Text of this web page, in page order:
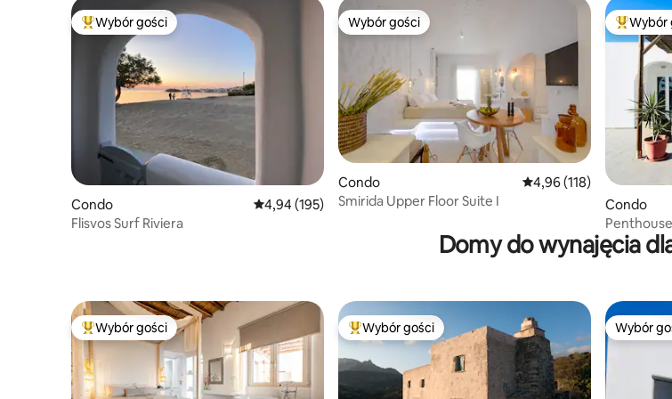
Najpopularniejsze z kategorii Wybór gości
Wybór gości
Condo Średnia ocena: 4,94 na 5, liczba recenzji: 195
4,94 (195)
Flisvos Surf Riviera
Wybór gości
Wybór gości
Condo Średnia ocena: 4,96 na
4,96 (118)
Smirida Upper Floor Suite I
Wybór
Condo
widokiem
Domy do wynajęcia
Najpopularniejsze z kategorii Wybór gości
Wybór gości Najpopularniejsze z kategorii Wybór gości
Wybór gości Wybór
Wybór